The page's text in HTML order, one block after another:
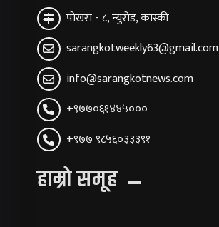
पोखरा - ८, न्युरोड, कास्की
sarangkotweekly63@gmail.com
info@sarangkotnews.com
+९७७०६१४४५०००
+९७७ ९८५६०३३३९१
हाम्रो समूह